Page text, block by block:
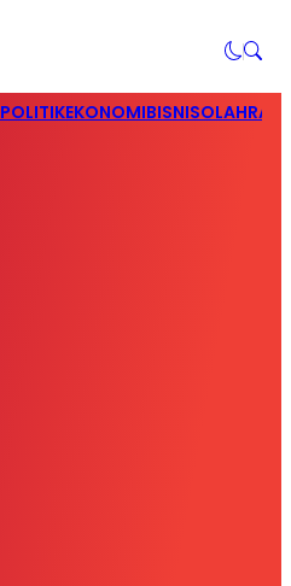
POLITIKEKONOMIBISNIS